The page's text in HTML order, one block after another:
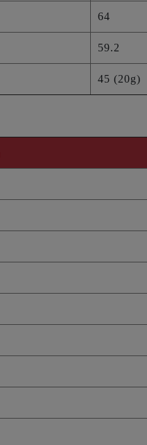
64
59.2
45 (20g)